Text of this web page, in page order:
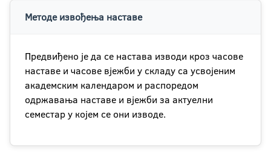
Методе извођења наставе
Предвиђено је да се настава изводи кроз часове
наставе и часове вјежби у складу са усвојеним
академским календаром и распоредом
одржавања наставе и вјежби за актуелни
семестар у којем се они изводе.